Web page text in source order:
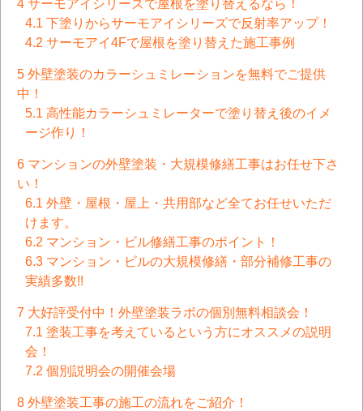
4 サーモアイシリーズで屋根を塗り替えるなら！
4.1 下塗りからサーモアイシリーズで反射率アップ！
4.2 サーモアイ4Fで屋根を塗り替えた施工事例
5 外壁塗装のカラーシュミレーションを無料でご提供
中！
5.1 高性能カラーシュミレーターで塗り替え後のイメ
ージ作り！
6 マンションの外壁塗装・大規模修繕工事はお任せ下さ
い！
6.1 外壁・屋根・屋上・共用部など全てお任せいただ
けます。
6.2 マンション・ビル修繕工事のポイント！
6.3 マンション・ビルの大規模修繕・部分補修工事の
実績多数!!
7 大好評受付中！外壁塗装ラボの個別無料相談会！
7.1 塗装工事を考えているという方にオススメの説明
会！
7.2 個別説明会の開催会場
8 外壁塗装工事の施工の流れをご紹介！